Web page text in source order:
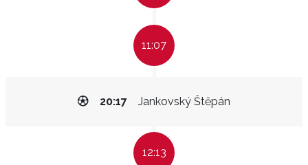
11:07
Jankovský Štěpán
20:17
12:13